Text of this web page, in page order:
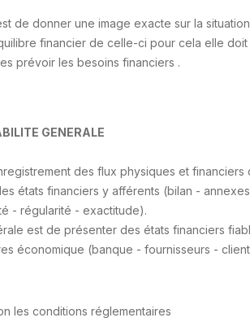
de donner une image exacte sur la
financier de celle-ci pour cela elle doit
prévoir les besoins financiers .
GENERALE
des flux physiques et
états financiers y afférents (bilan -
- régularité - exactitude).
est de présenter des états financiers
économique (banque - fournisseurs -
les conditions réglementaires